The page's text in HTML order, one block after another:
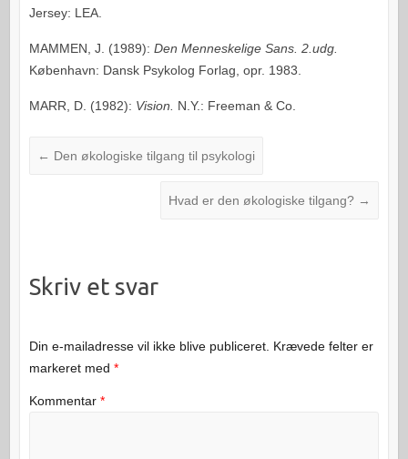
Jersey: LEA.
MAMMEN, J. (1989): Den Menneskelige Sans. 2.udg.
København: Dansk Psykolog Forlag, opr. 1983.
MARR, D. (1982): Vision. N.Y.: Freeman & Co.
← Den økologiske tilgang til psykologi
Hvad er den økologiske tilgang? →
Skriv et svar
Din e-mailadresse vil ikke blive publiceret. Krævede felter er
markeret med *
Kommentar *